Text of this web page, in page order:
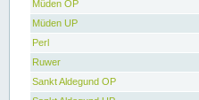
Müden OP
Müden UP
Perl
Ruwer
Sankt Aldegund OP